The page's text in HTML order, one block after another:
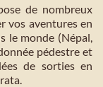
de nombreux
vos aventures en
le monde (Népal,
pédestre et
de sorties en